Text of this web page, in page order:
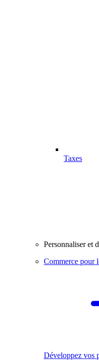
Taxes
Personnaliser et
Commerce pour
Développez vos